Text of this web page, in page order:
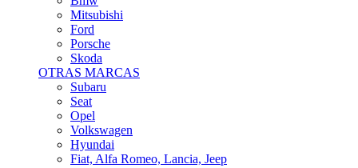
Mitsubishi
Ford
Porsche
Skoda
OTRAS MARCAS
Subaru
Seat
Opel
Volkswagen
Hyundai
Fiat, Alfa Romeo, Lancia, Jeep